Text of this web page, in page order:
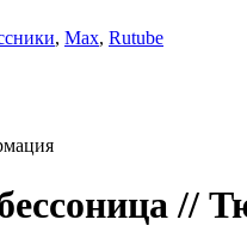
, Max, Rutube
//